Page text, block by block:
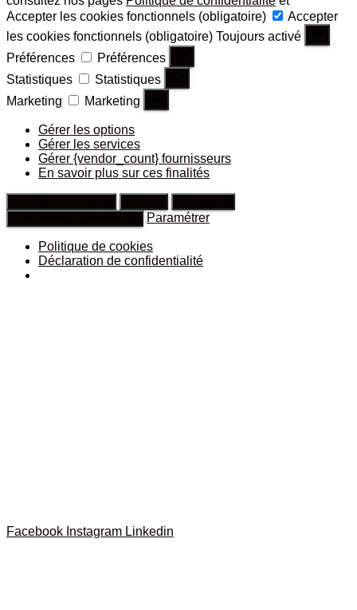
Accepter les cookies fonctionnels (obligatoire)
Accepter
les cookies fonctionnels (obligatoire) Toujours activé
Préférences
Préférences
Statistiques
Statistiques
Marketing
Marketing
Gérer les options
Gérer les services
Gérer {vendor_count} fournisseurs
En savoir plus sur ces finalités
Paramétrer
Politique de cookies
Déclaration de confidentialité
Facebook Instagram Linkedin